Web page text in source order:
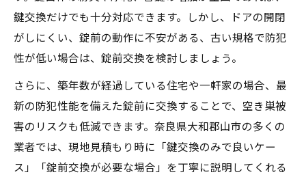
鍵交換だけでも十分対応できます。しかし、ドアの開閉
がしにくい、錠前の動作に不安がある、古い規格で防犯
性が低い場合は、錠前交換を検討しましょう。
さらに、築年数が経過している住宅や一軒家の場合、最
新の防犯性能を備えた錠前に交換することで、空き巣被
害のリスクも低減できます。奈良県大和郡山市の多くの
業者では、現地見積もり時に「鍵交換のみで良いケー
ス」「錠前交換が必要な場合」を丁寧に説明してくれる